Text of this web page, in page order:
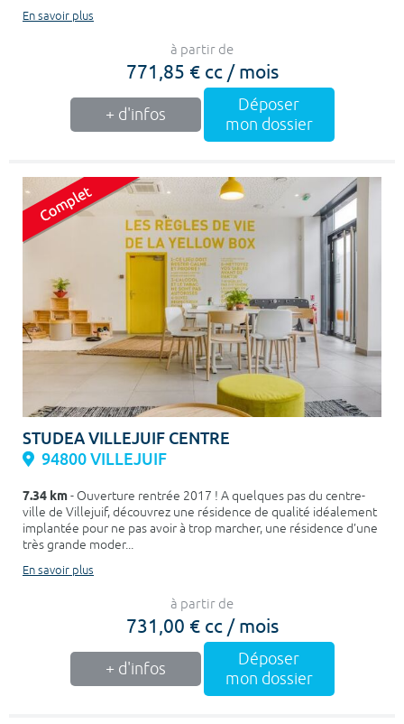
En savoir plus
à partir de
771,85 € cc / mois
+ d'infos
Déposer
mon dossier
STUDEA VILLEJUIF CENTRE
94800 VILLEJUIF
7.34 km- Ouverture rentrée 2017 ! A quelques pas du centre-
ville de Villejuif, découvrez une résidence de qualité idéalement
implantée pour ne pas avoir à trop marcher, une résidence d’une
très grande moder...
En savoir plus
à partir de
731,00 € cc / mois
+ d'infos
Déposer
mon dossier